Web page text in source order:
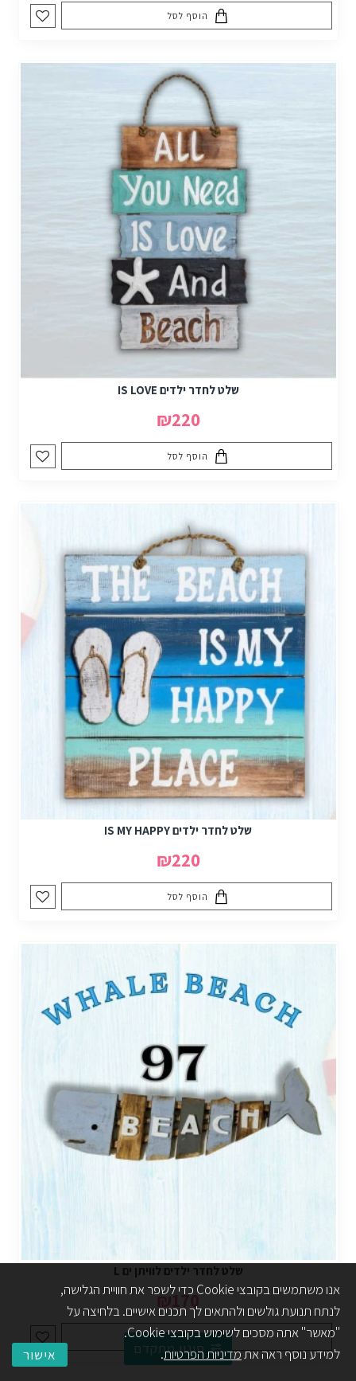
הוסף לסל
שלט לחדר ילדים IS LOVE
₪220
הוסף לסל
שלט לחדר ילדים IS MY HAPPY
₪220
הוסף לסל
שלט לחדר ילדים לוויתן ים L
₪170
הוסף לסל
אישור
אנו משתמשים בקובצי Cookie כדי לשפר את חוויית הגלישה,
לנתח תנועת גולשים ולהתאים לך תכנים אישיים. בלחיצה על
"מאשר" אתה מסכים לשימוש בקובצי Cookie.
למידע נוסף ראה אתמדיניות הפרטיות.
סינון מתקדם